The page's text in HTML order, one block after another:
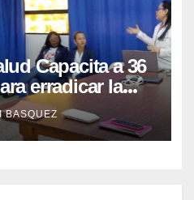
Capacita a 36
erradicar la
Yaracuy
BASQUEZ